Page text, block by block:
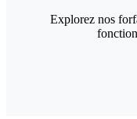
Explorez nos